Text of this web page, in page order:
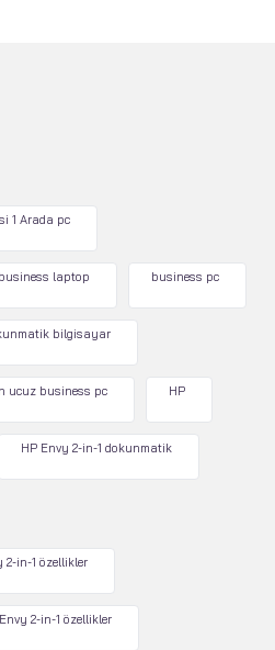
1 Arada pc
business laptop business pc
bilgisayar
ucuz business pc HP
HP Envy 2-in-1 dokunmatik
2-in-1 özellikler
2-in-1 özellikler